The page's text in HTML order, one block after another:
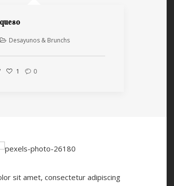
Desayunos & Brunchs
1 0
sit amet, consectetur adipiscing